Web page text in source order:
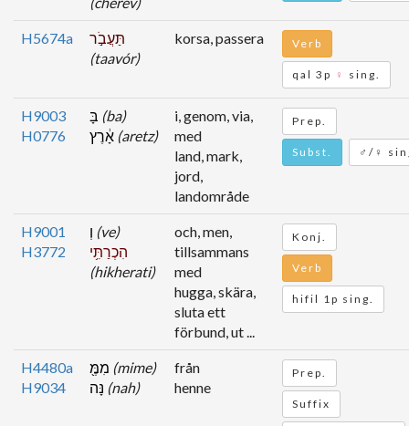
H5674a
תַּעֲבֹ֣ר
(taavór)
korsa, passera Verb
qal 3p ♀ sing.
H9003
H0776
(ba)
(aretz)
i, genom, via,
med
land, mark,
jord,
landområde
Prep.
Subst. ♂/♀
H9001
H3772
(ve)
הִכְרַתִּ֥י
(hikherati)
och, men,
tillsammans
med
hugga, skära,
sluta ett
förbund, ut ...
Konj.
Verb
hifil 1p sing.
H4480a
H9034
(mime)
(nah)
från
henne
Prep.
Suffix